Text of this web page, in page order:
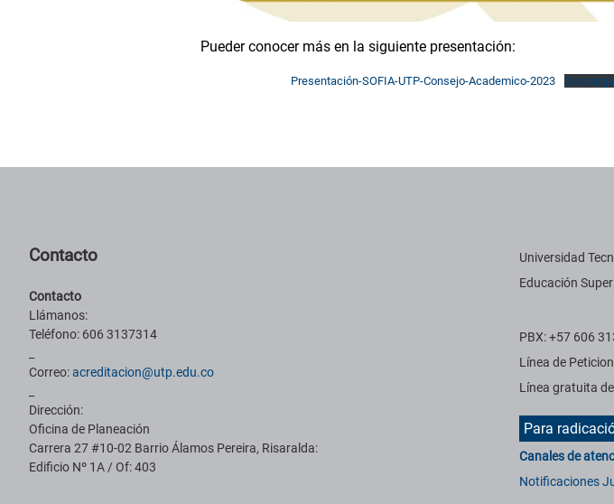
Pueder conocer más en la siguiente presentación:
Presentación-SOFIA-UTP-Consejo-Academico-2023 Descarga
Contacto
Contacto
Llámanos:
Teléfono: 606 3137314
Correo:acreditacion@utp.edu.co
Dirección:
Oficina de Planeación
Carrera 27 #10-02 Barrio Álamos Pereira, Risaralda:
Edificio Nº 1A / Of: 403
Universidad
Educación
PBX: +57 606
Línea de
Línea gratuita
Para
Canales de
Notificaciones